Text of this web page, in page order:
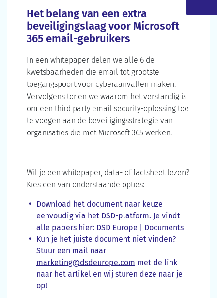
Het belang van een extra
beveiligingslaag voor Microsoft
365 email-gebruikers
In een whitepaper delen we alle 6 de
kwetsbaarheden die email tot grootste
toegangspoort voor cyberaanvallen maken.
Vervolgens tonen we waarom het verstandig is
om een third party email security-oplossing toe
te voegen aan de beveiligingsstrategie van
organisaties die met Microsoft 365 werken.
⁠Wil je een whitepaper, data- of factsheet lezen?
Kies een van onderstaande opties:
Download het document naar keuze
eenvoudig via het DSD-platform. Je vindt
alle papers hier: DSD Europe | Documents
Kun je het juiste document niet vinden?
Stuur een mail naar
marketing@dsdeurope.com met de link
naar het artikel en wij sturen deze naar je
op!